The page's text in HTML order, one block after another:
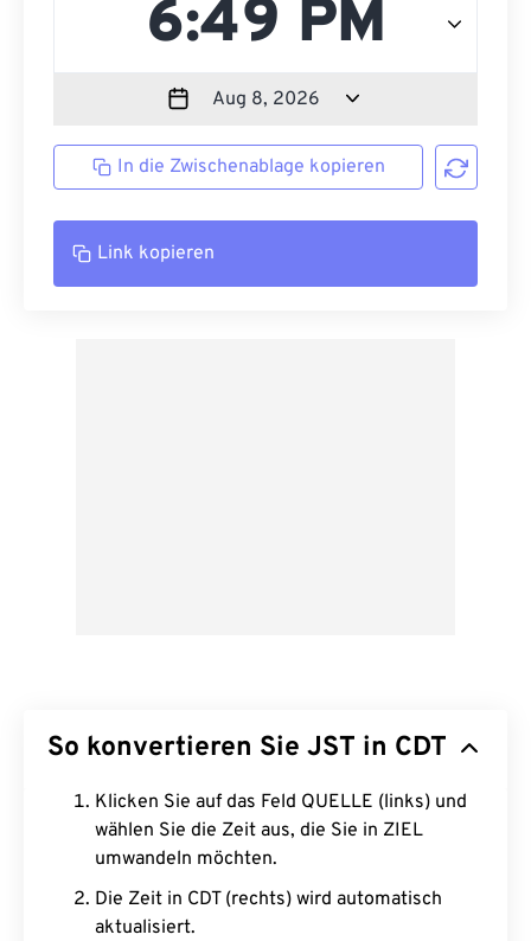
In die Zwischenablage kopieren
Link kopieren
So konvertieren Sie JST in CDT
Klicken Sie auf das Feld QUELLE (links) und
wählen Sie die Zeit aus, die Sie in ZIEL
umwandeln möchten.
Die Zeit in CDT (rechts) wird automatisch
aktualisiert.